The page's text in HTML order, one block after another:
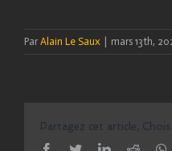
Par Alain Le Saux mars 13th,
Partagez cet article,